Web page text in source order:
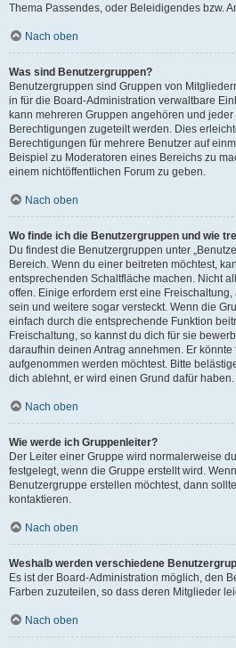
Thema Passendes, oder Beleidigendes bzw.
Nach oben
Was sind Benutzergruppen?
Benutzergruppen sind Gruppen von
in für die Board-Administration verwaltbare
kann mehreren Gruppen angehören und
Berechtigungen zugeteilt werden. Dies
Berechtigungen für mehrere Benutzer auf
Beispiel zu Moderatoren eines Bereichs zu
einem nichtöffentlichen Forum zu geben.
Nach oben
Wo finde ich die Benutzergruppen und wie
Du findest die Benutzergruppen unter
Bereich. Wenn du einer beitreten möchtest,
entsprechenden Schaltfläche machen. Nicht
offen. Einige erfordern erst eine
sein und weitere sogar versteckt. Wenn die
einfach durch die entsprechende Funktion
Freischaltung, so kannst du dich für sie
daraufhin deinen Antrag annehmen. Er
aufgenommen werden möchtest. Bitte
dich ablehnt, er wird einen Grund dafür haben.
Nach oben
Wie werde ich Gruppenleiter?
Der Leiter einer Gruppe wird normalerweise
festgelegt, wenn die Gruppe erstellt wird.
Benutzergruppe erstellen möchtest, dann
kontaktieren.
Nach oben
Weshalb werden verschiedene
Es ist der Board-Administration möglich, den
Farben zuzuteilen, so dass deren Mitglieder
Nach oben